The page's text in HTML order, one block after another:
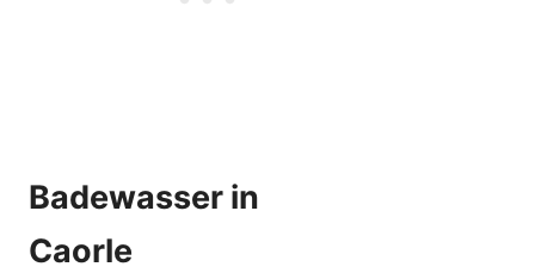
Badewasser in
Caorle